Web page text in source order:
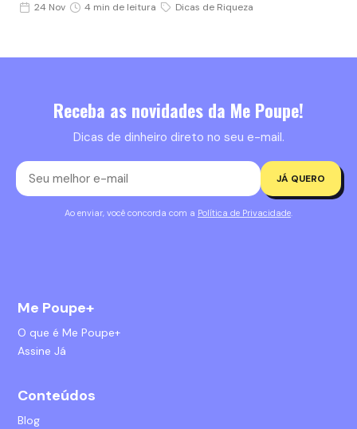
24 Nov 4 min de leitura Dicas de Riqueza
Receba as novidades da Me Poupe!
Dicas de dinheiro direto no seu e-mail.
JÁ QUERO
Ao enviar, você concorda com a Política de Privacidade.
Me Poupe+
O que é Me Poupe+
Assine Já
Conteúdos
Blog